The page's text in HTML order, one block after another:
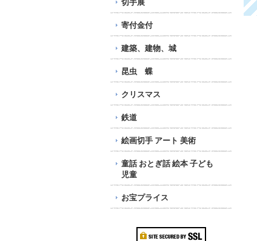
寄付金付
建築、建物、城
昆虫 蝶
クリスマス
鉄道
絵画切手 アート 美術
童話 おとぎ話 絵本 子ども
児童
お宝プライス